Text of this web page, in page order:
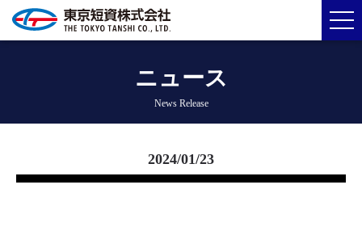
ニュース
News Release
2024/01/23